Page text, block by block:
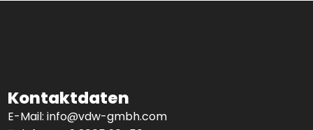
Kontaktdaten
E-Mail:info@vdw-gmbh.com